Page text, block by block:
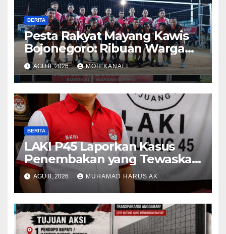
BERITA
​Pesta Rakyat Mayang Kawis
Bojonegoro: Ribuan Warga
Tumplek Blek Saksikan Final
Voli, Kades 3 Periode Dipuji
Setinggi Langit
AGU 8, 2026 MOH KANAFI
BERITA
LAKI P45 Laporkan Kasus
Penembakan yang Tewaskan
Terduga Pencuri Durian oleh
Oknum Pegawai Lapas
Lubuklinggau
AGU 8, 2026 MUHAMAD HARUS AK